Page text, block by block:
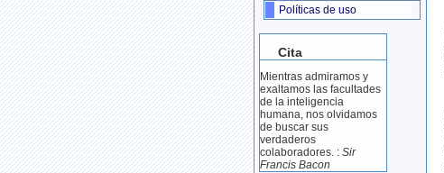
Políticas de uso
Cita
Mientras admiramos y
exaltamos las facultades
de la inteligencia
humana, nos olvidamos
de buscar sus
verdaderos
colaboradores. : Sir
Francis Bacon